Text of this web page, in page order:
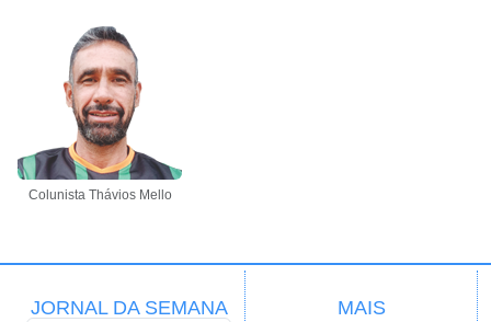
Colunista Thávios Mello
JORNAL DA SEMANA MAIS